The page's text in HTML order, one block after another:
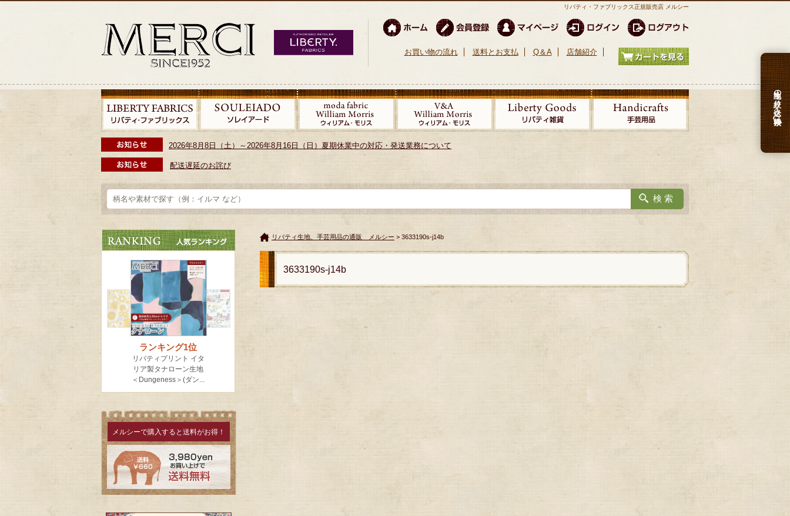
リバティ・ファブリックス正規販売店 メルシー
お買い物の流れ 送料とお支払 Q＆A 店舗紹介
2026年8月8日（土）～2026年8月16日（日）夏期休業中の対応・発送業務について
配送遅延のお詫び
生地の絞り込み検索
メルシーで購入すると送料がお得！
リバティ生地、手芸用品の通販 メルシー > 3633190s-j14b
3633190s-j14b